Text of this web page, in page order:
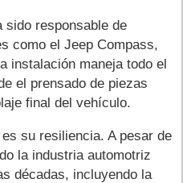
sido responsable de
como el Jeep Compass,
instalación maneja todo el
el prensado de piezas
final del vehículo.
su resiliencia. A pesar de
la industria automotriz
décadas, incluyendo la